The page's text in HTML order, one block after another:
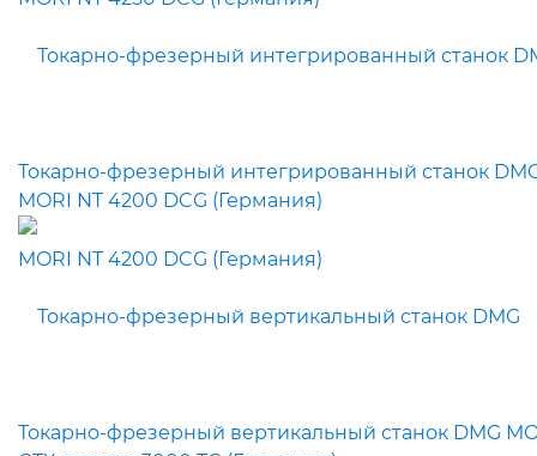
Токарно-фрезерный интегрированный станок
MORI NT 4200 DCG (Германия)
Токарно-фрезерный вертикальный станок DMG